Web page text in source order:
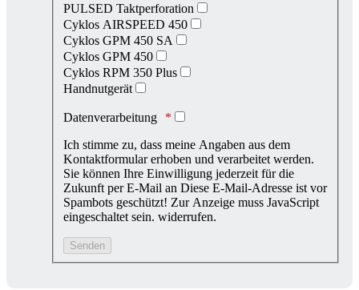
PULSED Taktperforation
Cyklos AIRSPEED 450
Cyklos GPM 450 SA
Cyklos GPM 450
Cyklos RPM 350 Plus
Handnutgerät
Datenverarbeitung
Ich stimme zu, dass meine Angaben aus dem
Kontaktformular erhoben und verarbeitet werden.
Sie können Ihre Einwilligung jederzeit für die
Zukunft per E-Mail an Diese E-Mail-Adresse ist vor
Spambots geschützt! Zur Anzeige muss JavaScript
eingeschaltet sein. widerrufen.